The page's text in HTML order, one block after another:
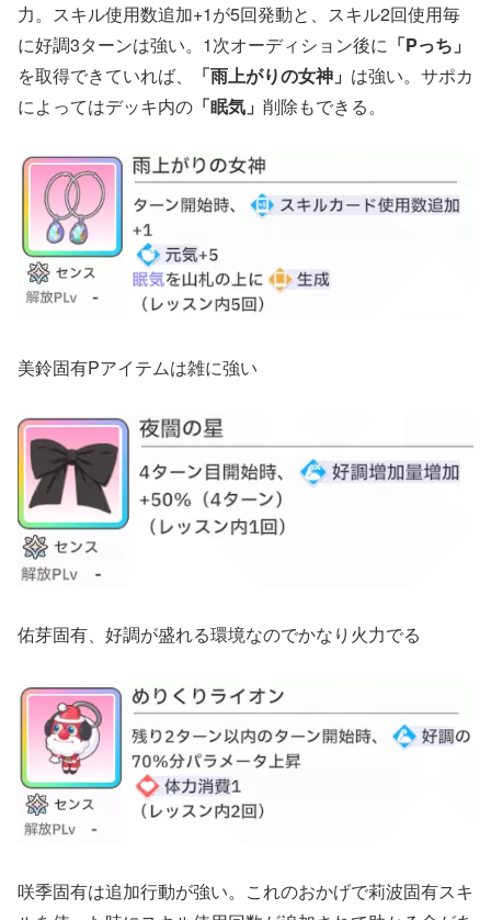
力。スキル使用数追加+1が5回発動と、スキル2回使用毎
に好調3ターンは強い。1次オーディション後に 「Pっち」
を取得できていれば、
「雨上がりの女神」 は強い。サポカ
によってはデッキ内の 「眠気」 削除もできる。
美鈴固有Pアイテムは雑に強い
佑芽固有、好調が盛れる環境なのでかなり火力でる
咲季固有は追加行動が強い。これのおかげで莉波固有スキ